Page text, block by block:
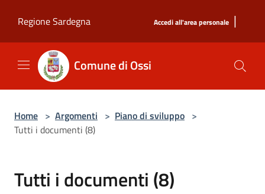
Regione Sardegna
Accedi all'area personale |
Comune di Ossi
Home > Argomenti > Piano di sviluppo >
Tutti i documenti (8)
Tutti i documenti (8)